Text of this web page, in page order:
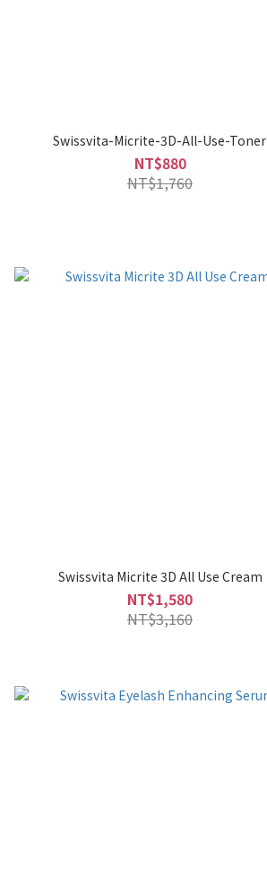
Swissvita-Micrite-3D-All-Use-Toner
NT$880
NT$1,760
Swissvita Micrite 3D All Use Cream
NT$1,580
NT$3,160